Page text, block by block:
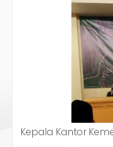
Kepala Kantor